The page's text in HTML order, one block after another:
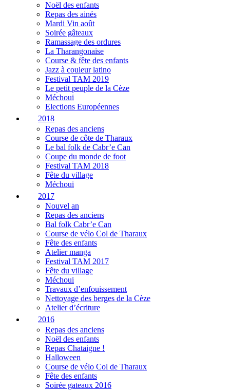
Noël des enfants
Repas des ainés
Mardi Vin août
Soirée gâteaux
Ramassage des ordures
La Tharangonaise
Course & fête des enfants
Jazz à couleur latino
Festival TAM 2019
Le petit peuple de la Cèze
Méchoui
Elections Européennes
2018
Repas des anciens
Course de côte de Tharaux
Le bal folk de Cabr’e Can
Coupe du monde de foot
Festival TAM 2018
Fête du village
Méchoui
2017
Nouvel an
Repas des anciens
Bal folk Cabr’e Can
Course de vélo Col de Tharaux
Fête des enfants
Atelier manga
Festival TAM 2017
Fête du village
Méchoui
Travaux d’enfouissement
Nettoyage des berges de la Cèze
Atelier d’écriture
2016
Repas des anciens
Noël des enfants
Repas Chataigne !
Halloween
Course de vélo Col de Tharaux
Fête des enfants
Soirée gateaux 2016